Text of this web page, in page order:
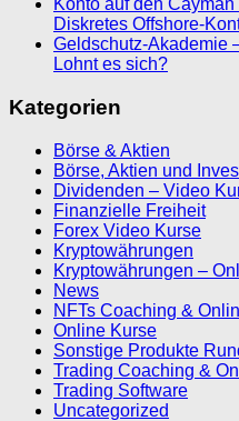
Konto auf den
Diskretes Offshore-
Geldschutz-Akademie
Lohnt es sich?
Kategorien
Börse & Aktien
Börse, Aktien und
Dividenden – Video
Finanzielle Freiheit
Forex Video Kurse
Kryptowährungen
Kryptowährungen –
News
NFTs Coaching &
Online Kurse
Sonstige Produkte
Trading Coaching &
Trading Software
Uncategorized